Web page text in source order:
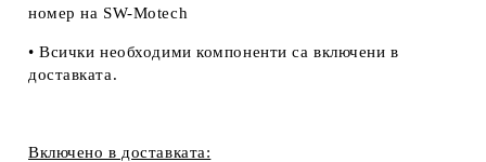
номер на SW-Motech
• Всички необходими компоненти са включени в
доставката.
Включено в доставката: